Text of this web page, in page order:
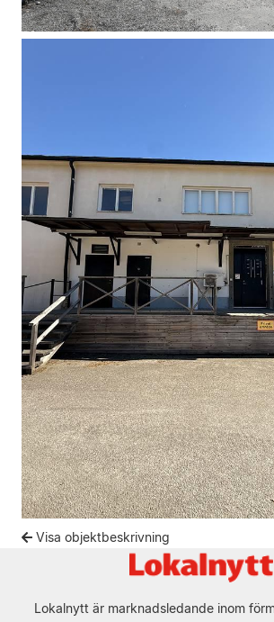
Visa objektbeskrivning
Lokalnytt är marknadsledande inom